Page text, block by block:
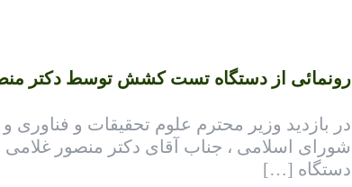
رونمائی از دستگاه تست کشش توسط دکتر
در بازدید وزیر محترم علوم تحقیقات و فناوری
دستگاه […]